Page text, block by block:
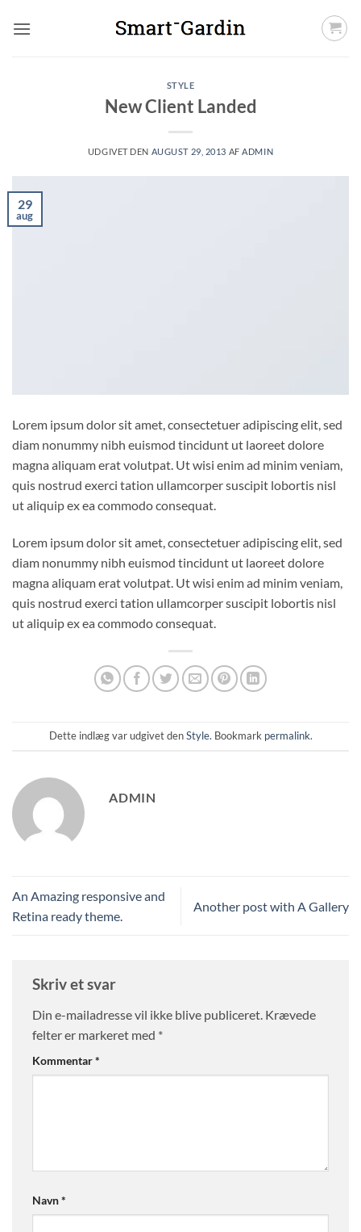
STYLE
New Client Landed
UDGIVET DEN AUGUST 29, 2013 AF ADMIN
29
aug
Lorem ipsum dolor sit amet, consectetuer adipiscing elit, sed
diam nonummy nibh euismod tincidunt ut laoreet dolore
magna aliquam erat volutpat. Ut wisi enim ad minim veniam,
quis nostrud exerci tation ullamcorper suscipit lobortis nisl
ut aliquip ex ea commodo consequat.
Lorem ipsum dolor sit amet, consectetuer adipiscing elit, sed
diam nonummy nibh euismod tincidunt ut laoreet dolore
magna aliquam erat volutpat. Ut wisi enim ad minim veniam,
quis nostrud exerci tation ullamcorper suscipit lobortis nisl
ut aliquip ex ea commodo consequat.
Dette indlæg var udgivet denStyle. Bookmark permalink.
ADMIN
An Amazing responsive and
Retina ready theme.
Another post with A Gallery
Skriv et svar
Din e-mailadresse vil ikke blive publiceret. Krævede
felter er markeret med *
Kommentar*
Navn*